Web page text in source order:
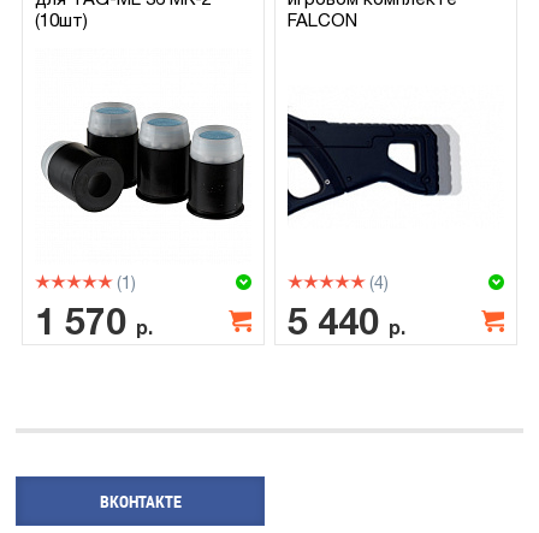
(10шт)
(1)
1 570 р.
FALCON
(4)
5 440 р.
ВКОНТАКТЕ